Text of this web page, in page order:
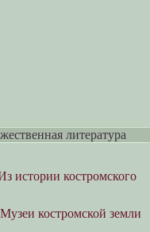
литература
истории костромского
Музеи костромской земли